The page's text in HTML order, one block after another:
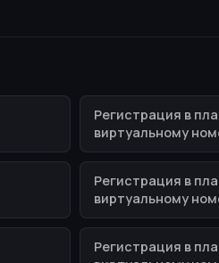
Регистрация в
виртуальному
Регистрация в
виртуальному
Регистрация в